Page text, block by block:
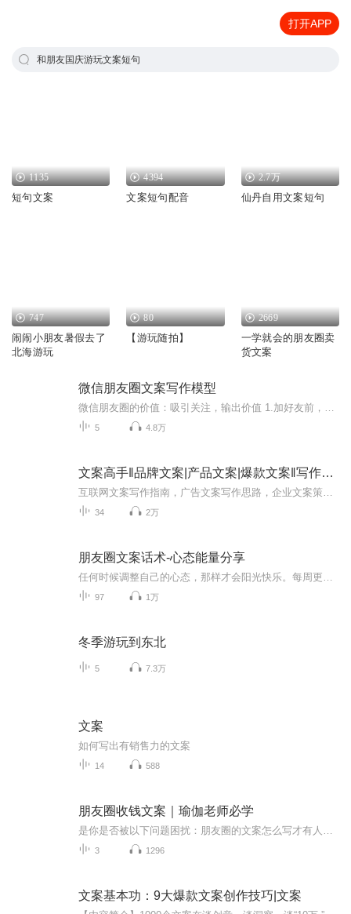
打开APP
和朋友国庆游玩文案短句
1135
短句文案
4394
文案短句配音
2.7万
仙丹自用文案短句
747
闹闹小朋友暑假去了
北海游玩
80
【游玩随拍】
2669
一学就会的朋友圈卖
货文案
微信朋友圈文案写作模型
5 4.8万
文案高手‖品牌文案|产品文案|爆款文案‖写作指南
34 2万
朋友圈文案话术-心态能量分享
97 1万
冬季游玩到东北
5 7.3万
文案
如何写出有销售力的文案
14 588
朋友圈收钱文案｜瑜伽老师必学
3 1296
文案基本功：9大爆款文案创作技巧|文案